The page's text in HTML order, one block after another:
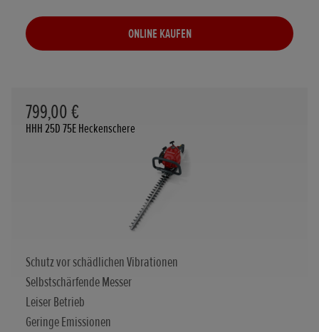
ONLINE KAUFEN
799,00 €
HHH 25D 75E Heckenschere
Schutz vor schädlichen Vibrationen
Selbstschärfende Messer
Leiser Betrieb
Geringe Emissionen